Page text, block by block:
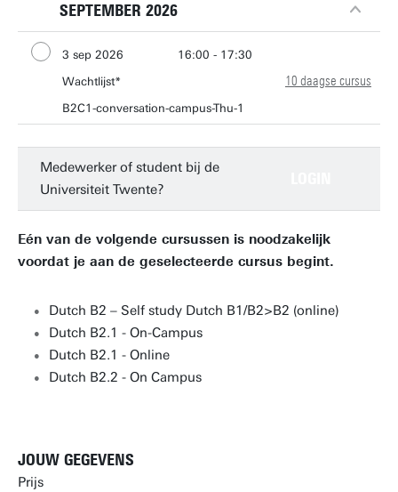
SEPTEMBER 2026
3 sep 2026
16:00 - 17:30
10 sep 2026
17 sep 2026
16:00 - 17:30
1 okt 2026
16:00 - 17:30
8 okt 2026
15 okt 2026
16:00 - 17:30
22 okt 2026
16:00 - 17:30
29 okt 2026
16:00 - 17:30
Wachtlijst* 10 daagse cursus
B2C1-conversation-campus-Thu-1
Medewerker of student bij de
Universiteit Twente?
Eén van de volgende cursussen is noodzakelijk
voordat je aan de geselecteerde cursus begint.
Dutch B2 – Self study Dutch B1/B2>B2 (online)
Dutch B2.1 - On-Campus
Dutch B2.1 - Online
Dutch B2.2 - On Campus
JOUW GEGEVENS
Prijs